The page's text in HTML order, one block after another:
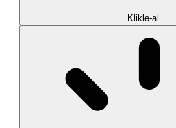
Kliklə-al